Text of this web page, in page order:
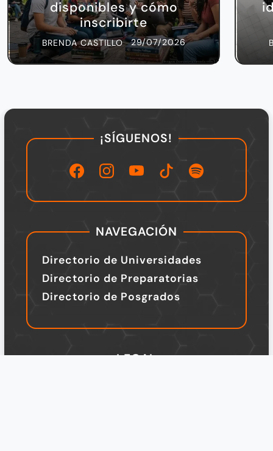
disponibles y cómo
inscribirte
BRENDA CASTILLO 29/07/2026
¡SÍGUENOS!
NAVEGACIÓN
Directorio de Universidades
Directorio de Preparatorias
Directorio de Posgrados
LEGAL